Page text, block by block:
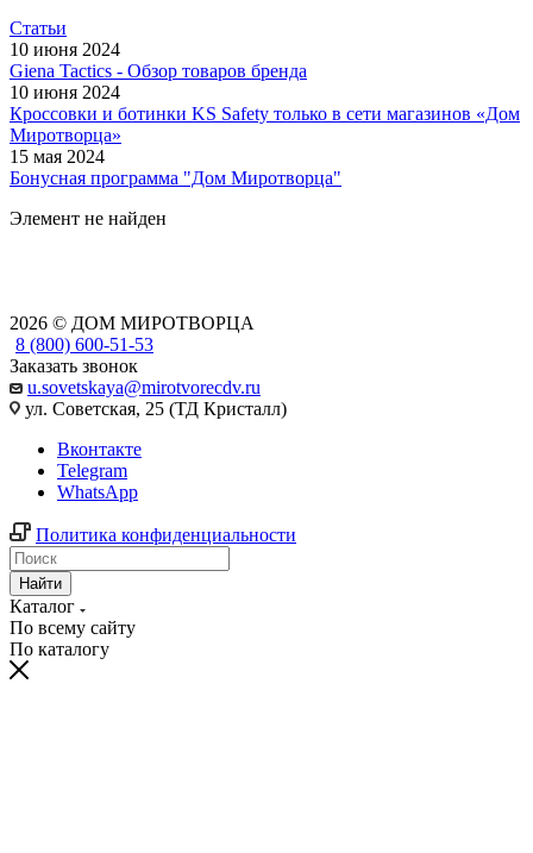
Статьи
10 июня 2024
Giena Tactics - Обзор товаров бренда
10 июня 2024
Кроссовки и ботинки KS Safety только в сети магазинов «Дом
Миротворца»
15 мая 2024
Бонусная программа "Дом Миротворца"
Элемент не найден
2026 © ДОМ МИРОТВОРЦА
8 (800) 600-51-53
Заказать звонок
u.sovetskaya@mirotvorecdv.ru
ул. Советская, 25 (ТД Кристалл)
Вконтакте
Telegram
WhatsApp
Политика конфиденциальности
Найти
Каталог
По всему сайту
По каталогу